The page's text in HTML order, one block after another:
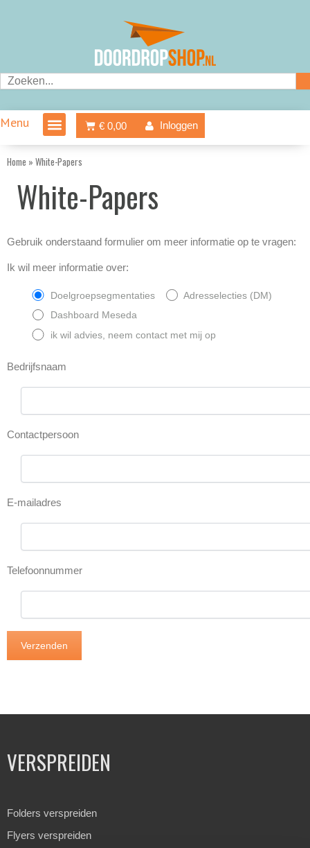
Zoeken
Menu € 0,00
Winkelwagen Inloggen
Home » White-Papers
White-Papers
Gebruik onderstaand formulier om meer informatie op te vragen:
Ik wil meer informatie over:
Doelgroepsegmentaties
Adresselecties (DM)
Dashboard Meseda
ik wil advies, neem contact met mij op
Bedrijfsnaam
Contactpersoon
E-mailadres
Telefoonnummer
VERSPREIDEN
Folders verspreiden
Flyers verspreiden